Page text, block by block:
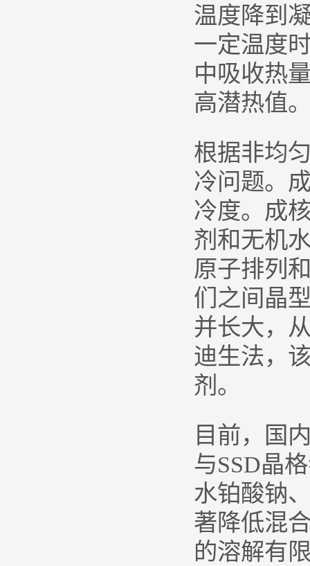
温度降到
一定温度
中吸收热
高潜热值
根据非均
冷问题。
冷度。成
剂和无机
原子排列
们之间晶
并长大，
迪生法，
剂。
目前，国
与SSD晶
水铂酸钠
著降低混
的溶解有